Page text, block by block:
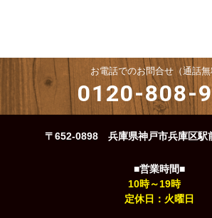
お電話でのお問合せ（通話無
0120-808-
〒652-0898 兵庫県神戸市兵庫区駅
■営業時間■
10時～19時
定休日：火曜日